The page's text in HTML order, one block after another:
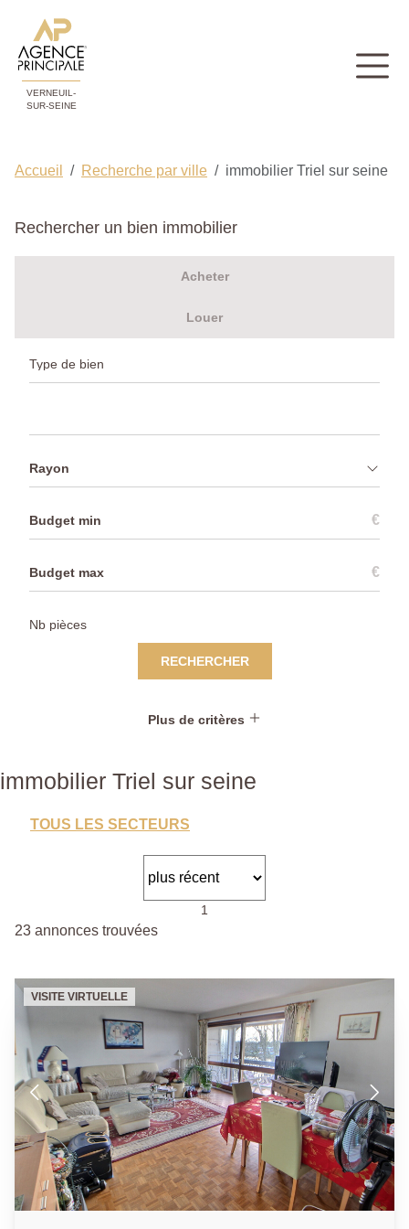
VERNEUIL-
SUR-SEINE
Accueil Recherche par ville immobilier Triel sur seine
Rechercher un bien immobilier
Acheter
Louer
Rayon
€
€
RECHERCHER
Plus de critères
immobilier Triel sur seine
TOUS LES SECTEURS
1
23 annonces trouvées
VISITE VIRTUELLE